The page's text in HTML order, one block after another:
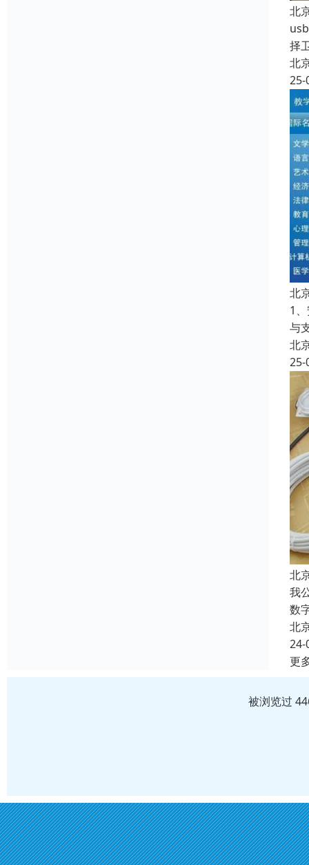
北
择
北
25-
北
1
与
北
25-
北
我
数
北
24-
更
被浏览过